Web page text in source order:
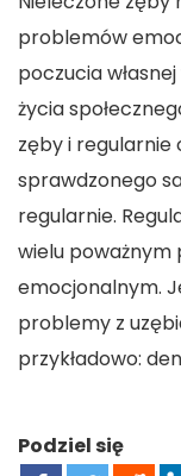
problemów
poczucia
życia
zęby i regularnie
sprawdzonego
regularnie.
wielu
emocjonalnym.
problemy z
przykładowo:
Podziel się